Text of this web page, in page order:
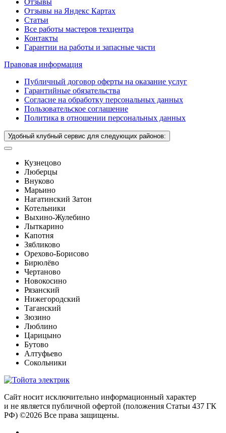
Отзывы
Отзывы на Яндекс Картах
Статьи
Все работы мастеров техцентра
Контакты
Гарантии на работы и запасные части
Правовая информация
Публичный договор оферты на оказание услуг
Гарантийные обязательства
Согласие на обработку персональных данных
Пользовательское соглашение
Политика в отношении персональных данных
Удобный клубный сервис для следующих районов:
Кузнецово
Люберцы
Внуково
Марьино
Нагатинский Затон
Котельники
Выхино-Жулебино
Лыткарино
Капотня
Зябликово
Орехово-Борисово
Бирюлёво
Чертаново
Новокосино
Рязанский
Нижегородский
Таганский
Зюзино
Люблино
Царицыно
Бутово
Алтуфьево
Сокольники
Сайт носит исключительно информационный характер
и не является публичной офертой (положения Статьи 437 ГК
РФ) ©2026 Все права защищены.